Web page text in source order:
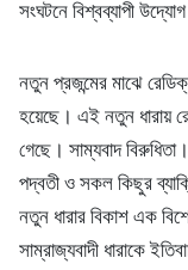
সংঘটনে বিশ্বব্যাপী
নতুন প্রজন্মের মাঝে
হয়েছে। এই নতুন ধারায়
গেছে। সাম্যবাদ
পদ্বতী ও সকল কিছুর
নতুন ধারার বিকাশ এক
সাম্রাজ্যবাদী ধারাকে